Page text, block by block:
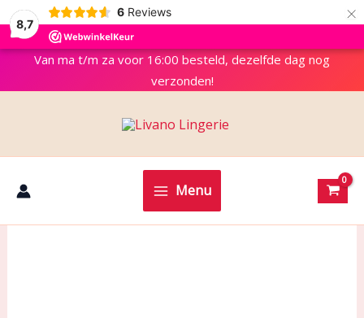
8,7
6 Reviews ×
Van ma t/m za voor 16:00 besteld, dezelfde dag nog
verzonden!
Menu